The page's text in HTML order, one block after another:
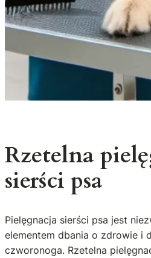
Rzetelna
sierści psa
Pielęgnacja sierści psa jest
elementem dbania o zdrowie i
czworonoga. Rzetelna